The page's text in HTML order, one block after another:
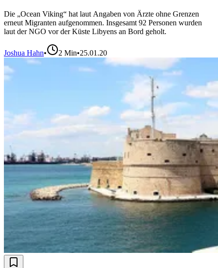
Die „Ocean Viking“ hat laut Angaben von Ärzte ohne Grenzen
erneut Migranten aufgenommen. Insgesamt 92 Personen wurden
laut der NGO vor der Küste Libyens an Bord geholt.
Joshua Hahn• 2 Min•25.01.20